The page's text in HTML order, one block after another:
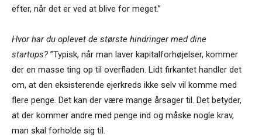
efter, når det er ved at blive for meget.”
Hvor har du oplevet de største hindringer med dine
startups? ”Typisk, når man laver kapitalforhøjelser, kommer
der en masse ting op til overfladen. Lidt firkantet handler det
om, at den eksisterende ejerkreds ikke selv vil komme med
flere penge. Det kan der være mange årsager til. Det betyder,
at der kommer andre med penge ind og måske nogle krav,
man skal forholde sig til.